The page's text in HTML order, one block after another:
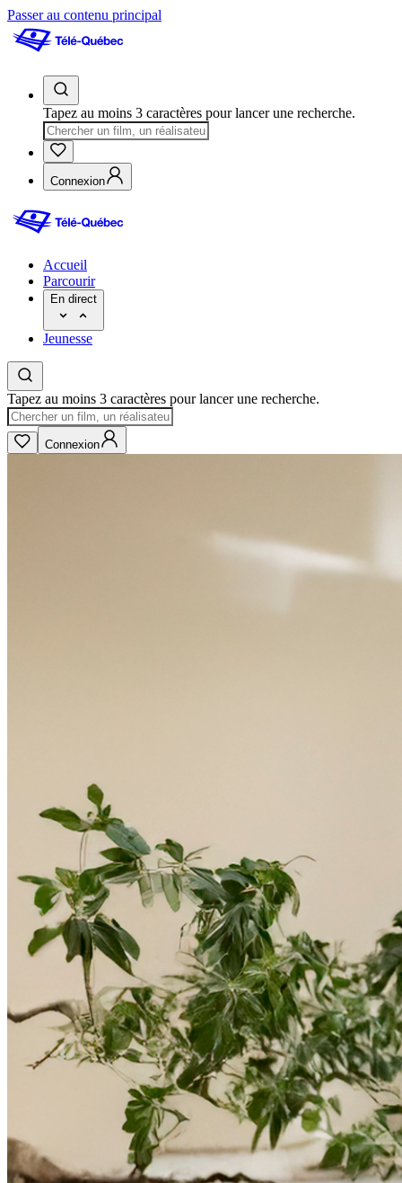
Passer au contenu principal
Tapez au moins 3 caractères pour lancer une recherche.
Connexion
Accueil
Parcourir
En direct
Jeunesse
Tapez au moins 3 caractères pour lancer une recherche.
Connexion